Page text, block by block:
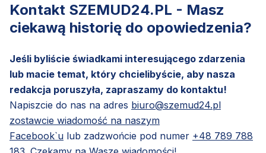
Kontakt SZEMUD24.PL - Masz
ciekawą historię do opowiedzenia?
Jeśli byliście świadkami interesującego zdarzenia
lub macie temat, który chcielibyście, aby nasza
redakcja poruszyła, zapraszamy do kontaktu!
Napiszcie do nas na adres biuro@szemud24.pl
zostawcie wiadomość na naszym
Facebook`u lub zadzwońcie pod numer +48 789 788